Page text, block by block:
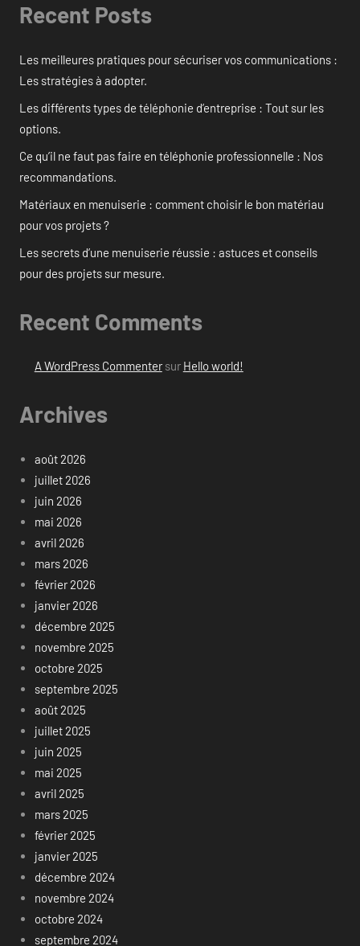
Recent Posts
Les meilleures pratiques pour sécuriser vos communications :
Les stratégies à adopter.
Les différents types de téléphonie d’entreprise : Tout sur les
options.
Ce qu’il ne faut pas faire en téléphonie professionnelle : Nos
recommandations.
Matériaux en menuiserie : comment choisir le bon matériau
pour vos projets ?
Les secrets d’une menuiserie réussie : astuces et conseils
pour des projets sur mesure.
Recent Comments
A WordPress Commentersur Hello world!
Archives
août 2026
juillet 2026
juin 2026
mai 2026
avril 2026
mars 2026
février 2026
janvier 2026
décembre 2025
novembre 2025
octobre 2025
septembre 2025
août 2025
juillet 2025
juin 2025
mai 2025
avril 2025
mars 2025
février 2025
janvier 2025
décembre 2024
novembre 2024
octobre 2024
septembre 2024